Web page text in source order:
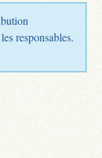
responsables.